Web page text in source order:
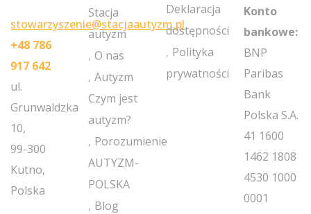
stowarzyszenie@stacjaautyzm.pl
+48 786
917 642
ul.
Grunwaldzka
10,
99-300
Kutno,
Polska
Stacja
autyzm
O nas
Autyzm
Czym jest
autyzm?
Porozumienie
AUTYZM-
POLSKA
Blog
Deklaracja
dostępności
Polityka
prywatności
Konto
bankowe:
BNP
Paribas
Bank
Polska S.A.
41 1600
1462 1808
4530 1000
0001